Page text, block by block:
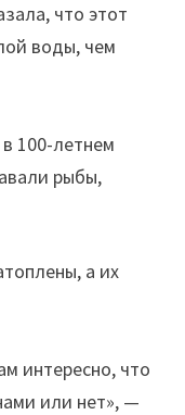
что этот
воды, чем
100-летнем
рыбы,
а их
интересно, что
или нет», —